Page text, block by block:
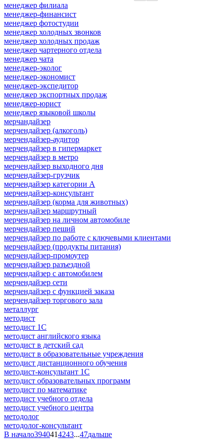
менеджер филиала
менеджер-финансист
менеджер фотостудии
менеджер холодных звонков
менеджер холодных продаж
менеджер чартерного отдела
менеджер чата
менеджер-эколог
менеджер-экономист
менеджер-экспедитор
менеджер экспортных продаж
менеджер-юрист
менеджер языковой школы
мерчандайзер
мерчендайзер (алкоголь)
мерчендайзер-аудитор
мерчендайзер в гипермаркет
мерчендайзер в метро
мерчендайзер выходного дня
мерчендайзер-грузчик
мерчендайзер категории A
мерчендайзер-консультант
мерчендайзер (корма для животных)
мерчендайзер маршрутный
мерчендайзер на личном автомобиле
мерчендайзер пеший
мерчендайзер по работе с ключевыми клиентами
мерчендайзер (продукты питания)
мерчендайзер-промоутер
мерчендайзер разъездной
мерчендайзер с автомобилем
мерчендайзер сети
мерчендайзер с функцией заказа
мерчендайзер торгового зала
металлург
методист
методист 1С
методист английского языка
методист в детский сад
методист в образовательные учреждения
методист дистанционного обучения
методист-консультант 1С
методист образовательных программ
методист по математике
методист учебного отдела
методист учебного центра
методолог
методолог-консультант
В начало3940414243...47дальше